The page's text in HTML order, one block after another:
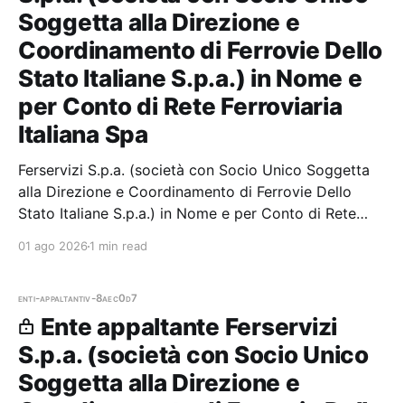
Soggetta alla Direzione e
Coordinamento di Ferrovie Dello
Stato Italiane S.p.a.) in Nome e
per Conto di Rete Ferroviaria
Italiana Spa
Ferservizi S.p.a. (società con Socio Unico Soggetta
alla Direzione e Coordinamento di Ferrovie Dello
Stato Italiane S.p.a.) in Nome e per Conto di Rete
partecipazioni. Il
01 ago 2026 1 min read
enti-appaltantiv-8aec0d7
Ente appaltante Ferservizi
S.p.a. (società con Socio Unico
Soggetta alla Direzione e